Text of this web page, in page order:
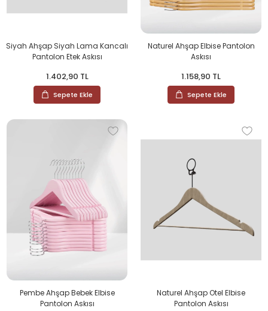
Siyah Ahşap Siyah Lama Kancalı
Pantolon Etek Askısı
1.402,90 TL
Sepete Ekle
Naturel Ahşap Elbise Pantolon
Askısı
1.158,90 TL
Sepete Ekle
Pembe Ahşap Bebek Elbise
Pantolon Askısı
Naturel Ahşap Otel Elbise
Pantolon Askısı